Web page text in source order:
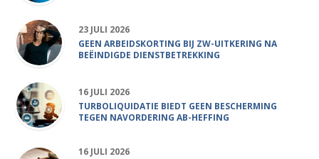
23 JULI 2026
GEEN ARBEIDSKORTING BIJ ZW-UITKERING NA
BEËINDIGDE DIENSTBETREKKING
16 JULI 2026
TURBOLIQUIDATIE BIEDT GEEN BESCHERMING
TEGEN NAVORDERING AB-HEFFING
16 JULI 2026